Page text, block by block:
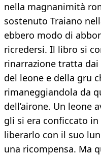
nella magnanimità
sostenuto Traiano
ebbero modo di
ricredersi. Il libro si
rinarrazione tratta
del leone e della gru
rimaneggiandola da
dell’airone. Un leone
gli si era conficcato
liberarlo con il suo
una ricompensa. Ma